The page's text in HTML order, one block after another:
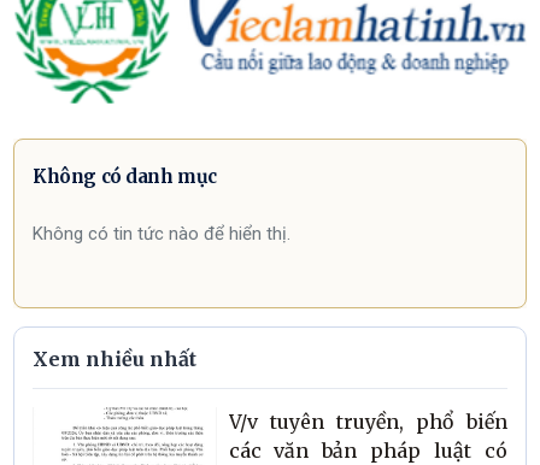
Không có danh mục
Không có tin tức nào để hiển thị.
Xem nhiều nhất
V/v tuyên truyền, phổ biến
các văn bản pháp luật có